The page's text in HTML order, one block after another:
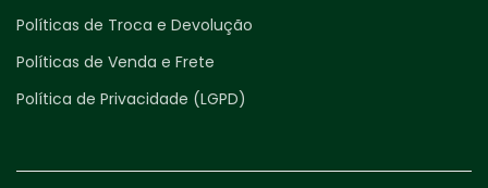
Políticas de Troca e Devolução
Políticas de Venda e Frete
Política de Privacidade (LGPD)